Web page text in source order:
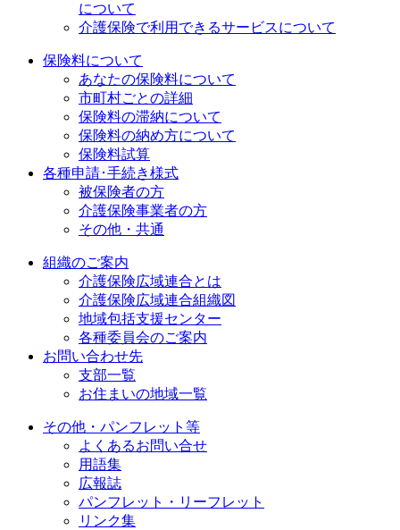
について
介護保険で利用できるサービスについて
保険料について
あなたの保険料について
市町村ごとの詳細
保険料の滞納について
保険料の納め方について
保険料試算
各種申請･手続き様式
被保険者の方
介護保険事業者の方
その他・共通
組織のご案内
介護保険広域連合とは
介護保険広域連合組織図
地域包括支援センター
各種委員会のご案内
お問い合わせ先
支部一覧
お住まいの地域一覧
その他・パンフレット等
よくあるお問い合せ
用語集
広報誌
パンフレット・リーフレット
リンク集